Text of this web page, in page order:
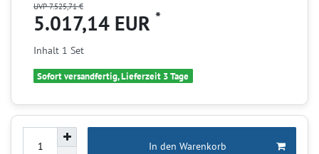
UVP 7.525,71 €
5.017,14 EUR *
Inhalt 1 Set
Sofort versandfertig, Lieferzeit 3 Tage
In den Warenkorb